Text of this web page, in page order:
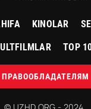
KINOLAR
TOP
ПРАВООБЛАДАТЕЛЯМ